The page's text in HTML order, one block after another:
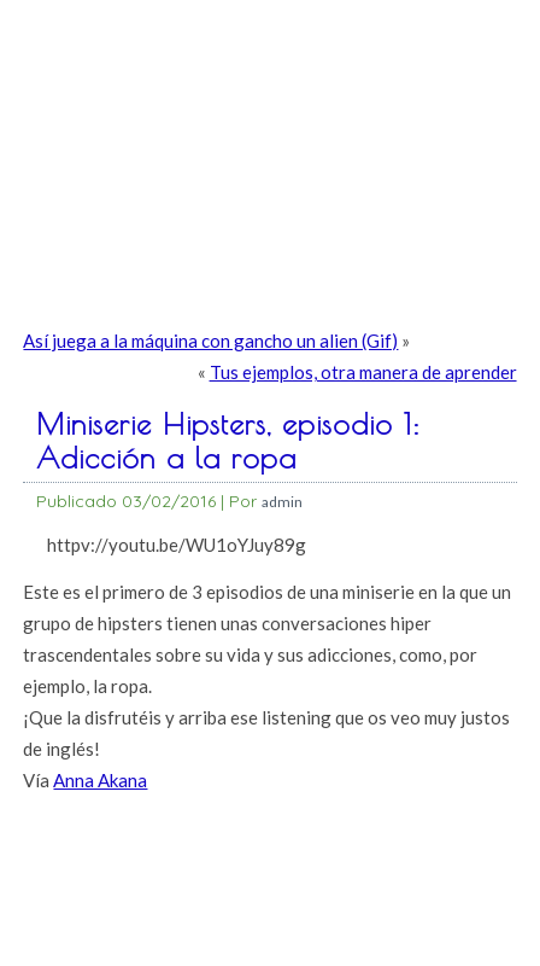
Así juega a la máquina con gancho un alien (Gif) »
« Tus ejemplos, otra manera de aprender
Miniserie Hipsters, episodio 1:
Adicción a la ropa
Publicado 03/02/2016 | Por admin
httpv://youtu.be/WU1oYJuy89g
Este es el primero de 3 episodios de una miniserie en la que un
grupo de hipsters tienen unas conversaciones hiper
trascendentales sobre su vida y sus adicciones, como, por
ejemplo, la ropa.
¡Que la disfrutéis y arriba ese listening que os veo muy justos
de inglés!
VíaAnna Akana